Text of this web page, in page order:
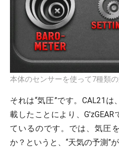
本体のセンサーを使って7種類の
それは“気圧”です。CAL21
載したことにより、
ているのです。では、気圧
か？というと、“天気の予測”